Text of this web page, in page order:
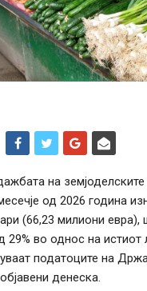
на
од 2026 година
(66,23 милиони евра),
29% во однос на истиот
податоците на
денеска.